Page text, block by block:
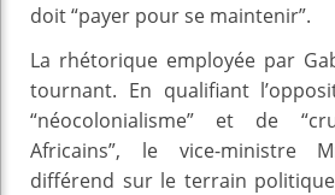
doit “payer pour se maintenir”.
La rhétorique employée par
tournant. En qualifiant
“néocolonialisme” et de
Africains”, le vice-ministre
différend sur le terrain